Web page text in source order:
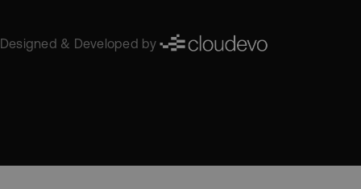
Designed & Developed by